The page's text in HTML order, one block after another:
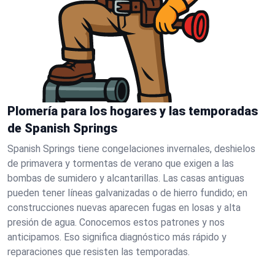
Plomería para los hogares y las temporadas
de Spanish Springs
Spanish Springs tiene congelaciones invernales, deshielos
de primavera y tormentas de verano que exigen a las
bombas de sumidero y alcantarillas. Las casas antiguas
pueden tener líneas galvanizadas o de hierro fundido; en
construcciones nuevas aparecen fugas en losas y alta
presión de agua. Conocemos estos patrones y nos
anticipamos. Eso significa diagnóstico más rápido y
reparaciones que resisten las temporadas.